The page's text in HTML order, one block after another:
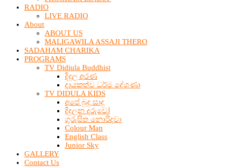
RADIO
LIVE RADIO
About
ABOUT US
MALIGAWILA ASSAJI THERO
SADAHAM CHARIKA
PROGRAMS
TV Didiula Buddhist
දිදුල අරණ
දායකත්ව ධර්ම දේශණා
TV DIDULA KIDS
අපේ බුදු සාදු
දිදුලන දරුවෝ
ගුරුසිත නොරිදවා
Colour Man
English Class
Junior Sky
GALLERY
Contact Us